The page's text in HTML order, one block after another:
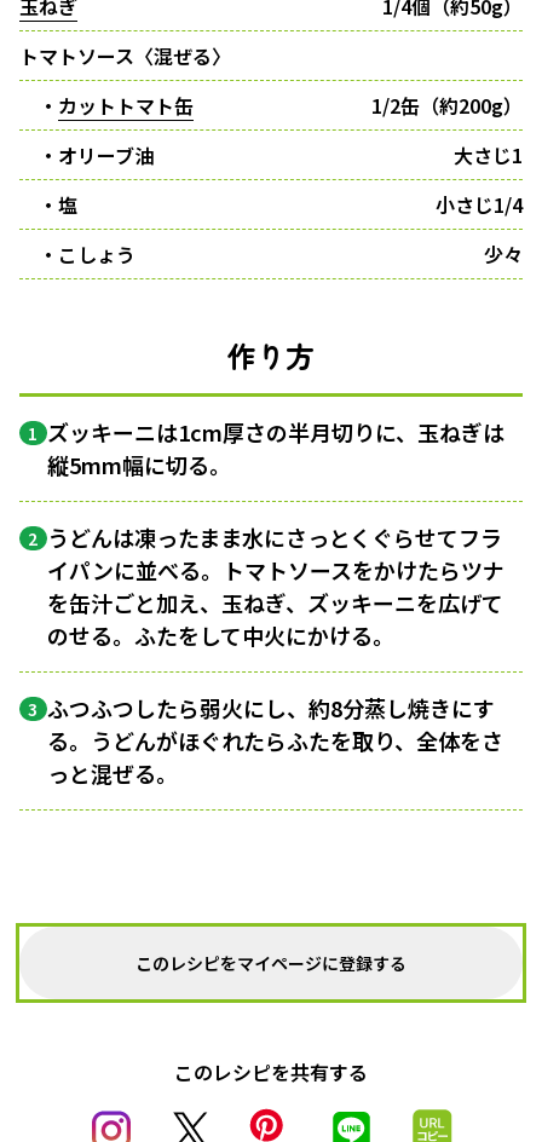
玉ねぎ
1/4個（約50g）
トマトソース〈混ぜる〉
・ カットトマト缶
1/2缶（約200g）
・オリーブ油
大さじ1
・塩
小さじ1/4
・こしょう
少々
作り方
1 ズッキーニは1cm厚さの半月切りに、玉ねぎは
縦5mm幅に切る。
2 うどんは凍ったまま水にさっとくぐらせてフラ
イパンに並べる。トマトソースをかけたらツナ
を缶汁ごと加え、玉ねぎ、ズッキーニを広げて
のせる。ふたをして中火にかける。
3 ふつふつしたら弱火にし、約8分蒸し焼きにす
る。うどんがほぐれたらふたを取り、全体をさ
っと混ぜる。
このレシピをマイページに登録する
このレシピを共有する